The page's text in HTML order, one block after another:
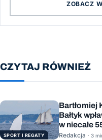
ZOBACZ
CZYTAJ RÓWNIEŻ
SPORT I REGATY
Bartłomiej
Bałtyk
w niecałe
podejściem
Redakcja · 3